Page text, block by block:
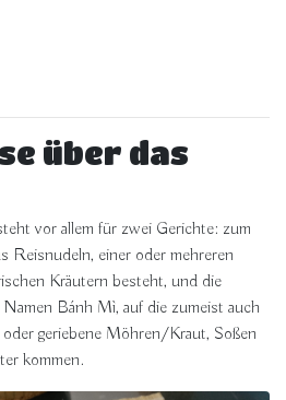
über das
vor allem für zwei Gerichte: zum
Reisnudeln, einer oder mehreren
Kräutern besteht, und die
Bánh Mì, auf die zumeist auch
geriebene Möhren/Kraut, Soßen
kommen.